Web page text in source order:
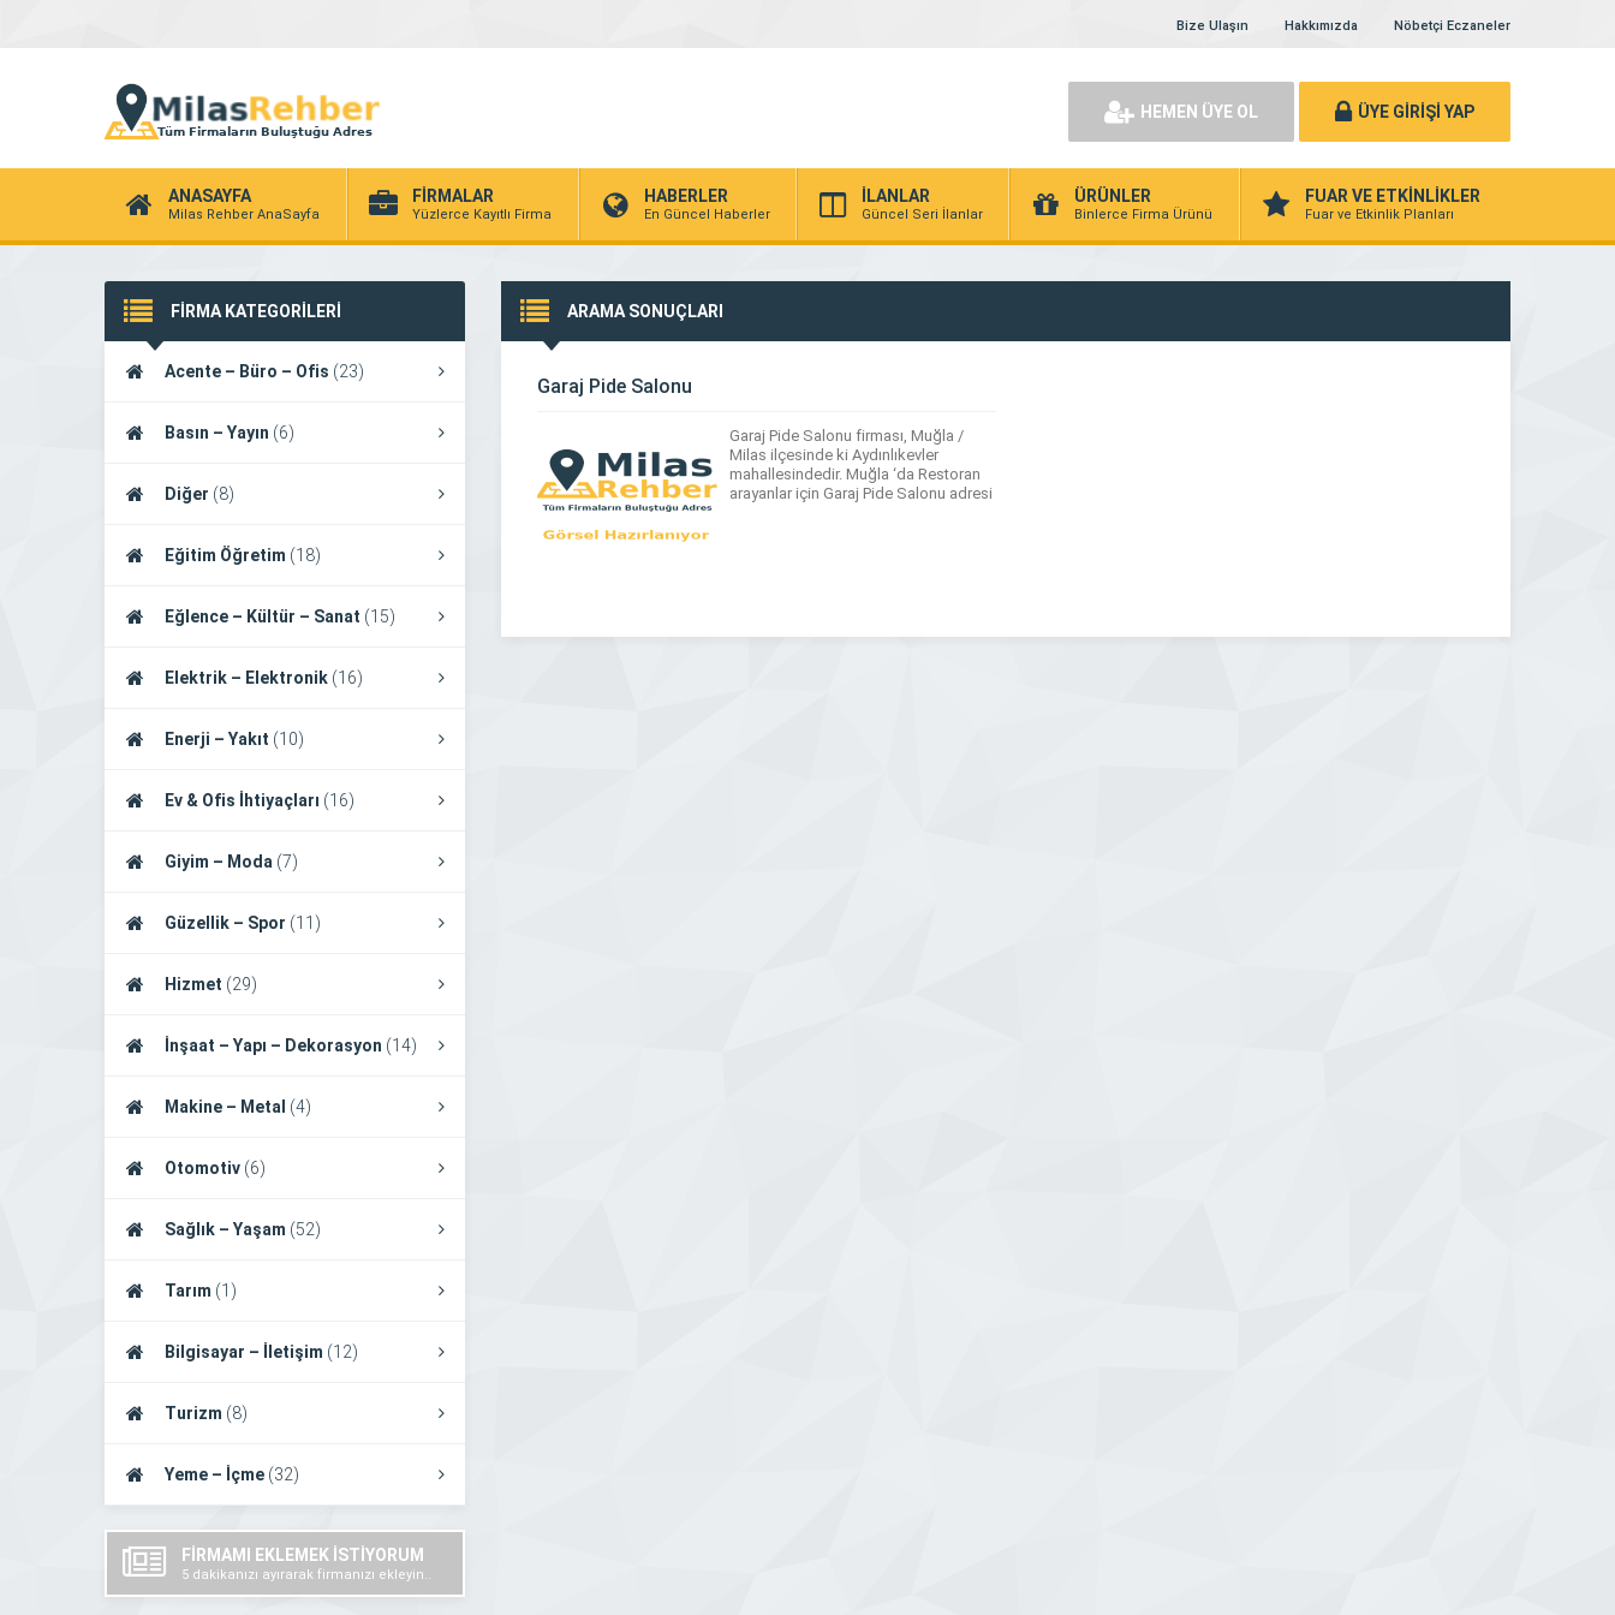
Bize Ulaşın Hakkımızda Nöbetçi Eczaneler
HEMEN ÜYE OL ÜYE GİRİŞİ YAP
ANASAYFA
Milas Rehber AnaSayfa
FİRMALAR
Yüzlerce Kayıtlı Firma
HABERLER
En Güncel Haberler
İLANLAR
Güncel Seri İlanlar
ÜRÜNLER
Binlerce Firma Ürünü
FUAR VE ETKİNLİKLER
Fuar ve Etkinlik Planları
FİRMA KATEGORİLERİ
Acente – Büro – Ofis (23)
Basın – Yayın (6)
Diğer (8)
Eğitim Öğretim (18)
Eğlence – Kültür – Sanat (15)
Elektrik – Elektronik (16)
Enerji – Yakıt (10)
Ev & Ofis İhtiyaçları (16)
Giyim – Moda (7)
Güzellik – Spor (11)
Hizmet (29)
İnşaat – Yapı – Dekorasyon (14)
Makine – Metal (4)
Otomotiv (6)
Sağlık – Yaşam (52)
Tarım (1)
Bilgisayar – İletişim (12)
Turizm (8)
Yeme – İçme (32)
FİRMAMI EKLEMEK İSTİYORUM
5 dakikanızı ayırarak firmanızı ekleyin..
ARAMA SONUÇLARI
Garaj Pide Salonu
Garaj Pide Salonu firması, Muğla /
Milas ilçesinde ki Aydınlıkevler
mahallesindedir. Muğla ‘da Restoran
arayanlar için Garaj Pide Salonu adresi